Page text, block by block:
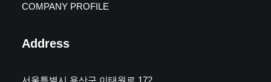
COMPANY PROFILE
Address
서울특별시 용산구 이태원로 172,